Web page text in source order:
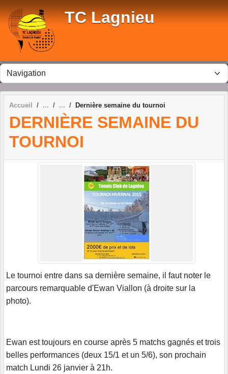
TC Lagnieu
Accueil Dernière semaine du tournoi
DERNIÈRE SEMAINE DU
TOURNOI
Le tournoi entre dans sa dernière semaine, il faut noter le
parcours remarquable d'Ewan Viallon (à droite sur la
photo).
Ewan est toujours en course après 5 matchs gagnés et trois
belles performances (deux 15/1 et un 5/6), son prochain
match Lundi 26 janvier à 21h.